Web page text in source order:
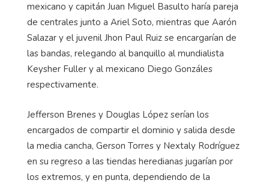
mexicano y capitán Juan Miguel Basulto haría pareja
de centrales junto a Ariel Soto, mientras que Aarón
Salazar y el juvenil Jhon Paul Ruiz se encargarían de
las bandas, relegando al banquillo al mundialista
Keysher Fuller y al mexicano Diego Gonzáles
respectivamente.
Jefferson Brenes y Douglas López serían los
encargados de compartir el dominio y salida desde
la media cancha, Gerson Torres y Nextaly Rodríguez
en su regreso a las tiendas heredianas jugarían por
los extremos, y en punta, dependiendo de la